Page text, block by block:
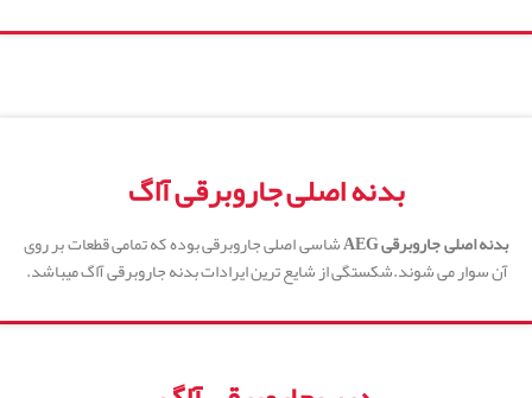
بدنه اصلی جاروبرقی آاگ
بدنه اصلی جاروبرقی AEG
شاسی اصلی جاروبرقی بوده که تمامی قطعات بر روی
آن سوار می شوند.شکستگی از شایع ترین ایرادات بدنه جاروبرقی آاگ میباشد.